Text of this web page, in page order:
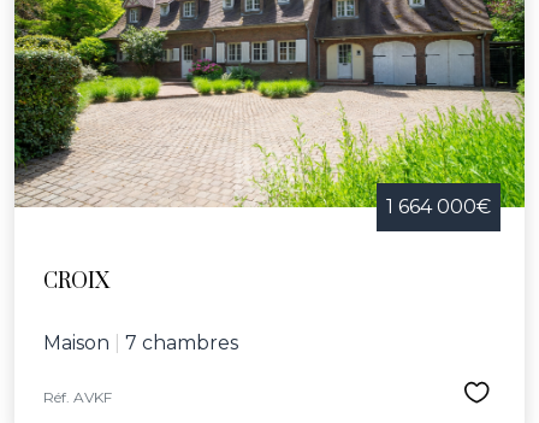
1 664 000€
CROIX
Maison 7 chambres
Réf. AVKF